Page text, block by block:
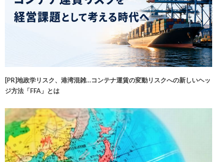
[PR]地政学リスク、港湾混雑…コンテナ運賃の変動リスクへの新しいヘッ
ジ方法「FFA」とは